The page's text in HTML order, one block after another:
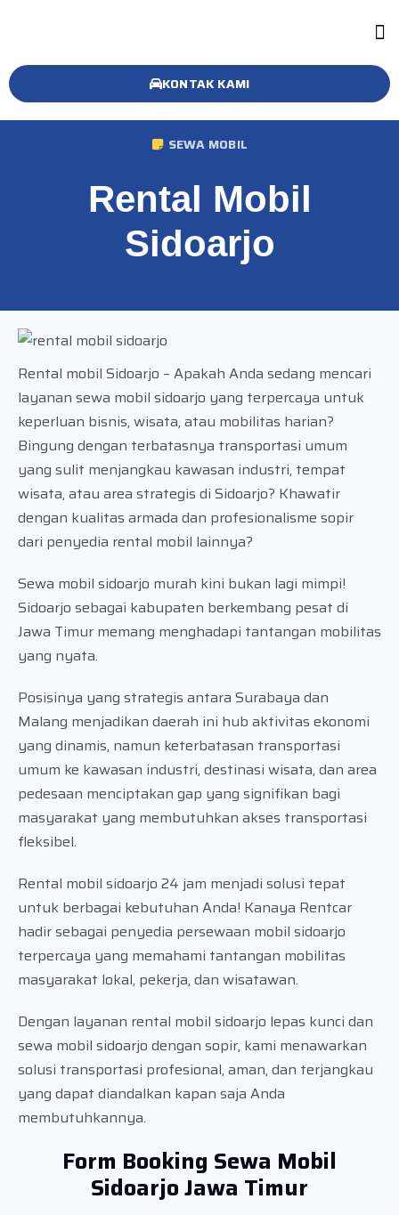
KONTAK KAMI
SEWA MOBIL
Rental Mobil
Sidoarjo
Rental mobil Sidoarjo – Apakah Anda sedang mencari
layanan sewa mobil sidoarjo yang terpercaya untuk
keperluan bisnis, wisata, atau mobilitas harian?
Bingung dengan terbatasnya transportasi umum
yang sulit menjangkau kawasan industri, tempat
wisata, atau area strategis di Sidoarjo? Khawatir
dengan kualitas armada dan profesionalisme sopir
dari penyedia rental mobil lainnya?
Sewa mobil sidoarjo murah kini bukan lagi mimpi!
Sidoarjo sebagai kabupaten berkembang pesat di
Jawa Timur memang menghadapi tantangan mobilitas
yang nyata.
Posisinya yang strategis antara Surabaya dan
Malang menjadikan daerah ini hub aktivitas ekonomi
yang dinamis, namun keterbatasan transportasi
umum ke kawasan industri, destinasi wisata, dan area
pedesaan menciptakan gap yang signifikan bagi
masyarakat yang membutuhkan akses transportasi
fleksibel.
Rental mobil sidoarjo 24 jam menjadi solusi tepat
untuk berbagai kebutuhan Anda! Kanaya Rentcar
hadir sebagai penyedia persewaan mobil sidoarjo
terpercaya yang memahami tantangan mobilitas
masyarakat lokal, pekerja, dan wisatawan.
Dengan layanan rental mobil sidoarjo lepas kunci dan
sewa mobil sidoarjo dengan sopir, kami menawarkan
solusi transportasi profesional, aman, dan terjangkau
yang dapat diandalkan kapan saja Anda
membutuhkannya.
Form Booking Sewa Mobil
Sidoarjo Jawa Timur